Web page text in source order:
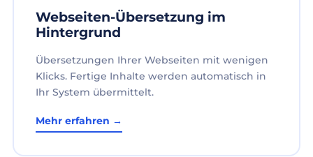
Webseiten-Übersetzung im
Hintergrund
Übersetzungen Ihrer Webseiten mit wenigen
Klicks. Fertige Inhalte werden automatisch in
Ihr System übermittelt.
Mehr erfahren →